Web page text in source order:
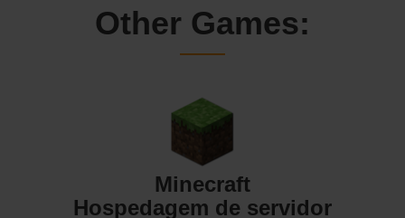
Other Games:
Minecraft
Hospedagem de servidor